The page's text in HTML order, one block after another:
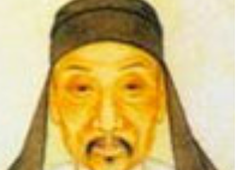
_【沈自晋】